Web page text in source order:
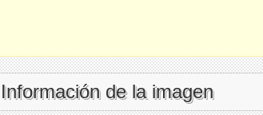
Información de la imagen